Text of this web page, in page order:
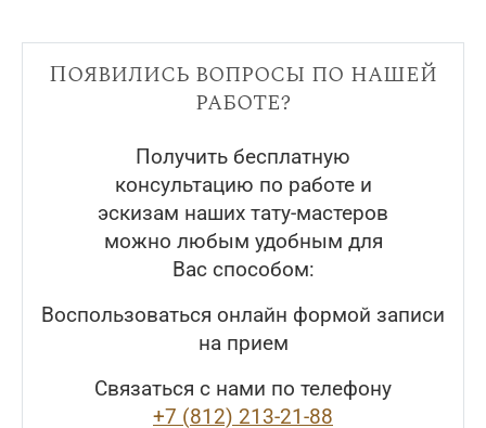
Появились вопросы по нашей
работе?
Получить бесплатную
консультацию по работе и
эскизам наших тату-мастеров
можно любым удобным для
Вас способом:
Воспользоваться онлайн формой записи
на прием
Связаться с нами по телефону
+7 (812) 213-21-88